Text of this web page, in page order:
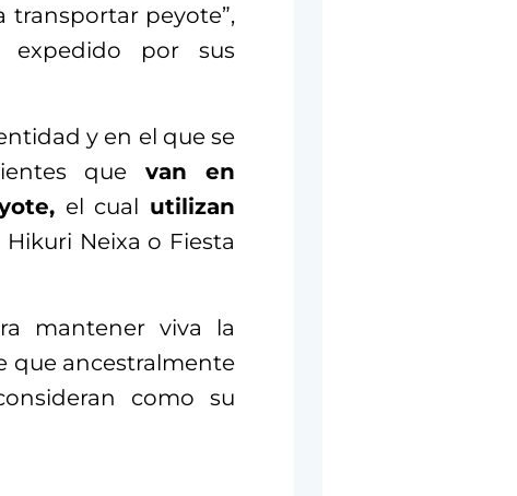
transportar peyote”,
por sus
y en el que se
que van en
el cual utilizan
Neixa o Fiesta
mantener viva la
que ancestralmente
como su